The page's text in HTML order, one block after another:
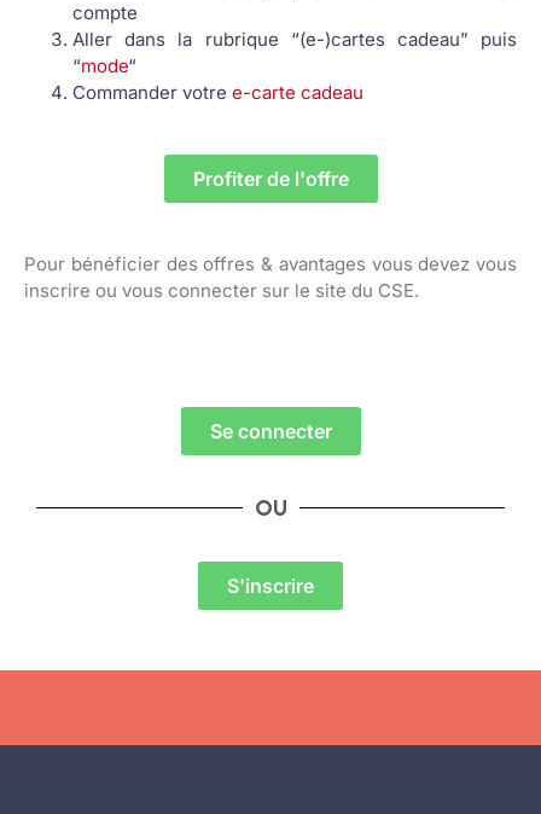
compte
Aller dans la rubrique “(e-)cartes cadeau” puis
“mode“
Commander votre e-carte cadeau
Profiter de l'offre
Pour bénéficier des offres & avantages vous devez vous
inscrire ou vous connecter sur le site du CSE.
Se connecter
OU
S'inscrire